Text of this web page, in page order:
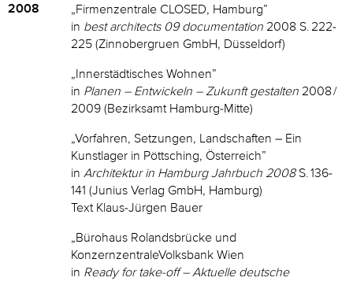
2008
„Firmenzentrale CLOSED, Hamburg”
in best architects 09 documentation 2008 S. 222-
225 (Zinnobergruen GmbH, Düsseldorf)
„Innerstädtisches Wohnen”
in Planen – Entwickeln – Zukunft gestalten 2008 /
2009 (Bezirksamt Hamburg-Mitte)
„Vorfahren, Setzungen, Landschaften – Ein
Kunstlager in Pöttsching, Österreich”
in Architektur in Hamburg Jahrbuch 2008S. 136-
141 (Junius Verlag GmbH, Hamburg)
Text Klaus-Jürgen Bauer
„Bürohaus Rolandsbrücke und
KonzernzentraleVolksbank Wien
in Ready for take-off – Aktuelle deutsche